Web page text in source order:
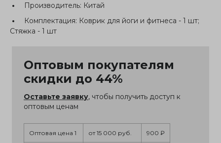
Производитель: Китай
Комплектация: Коврик для йоги и фитнеса - 1 шт;
Стяжка - 1 шт
Оптовым покупателям
скидки до 44%
Оставьте заявку, чтобы получить доступ к
оптовым ценам
Оптовая цена 1 от 15 000 руб. 900 ₽